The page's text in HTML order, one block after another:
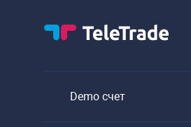
Demo счет